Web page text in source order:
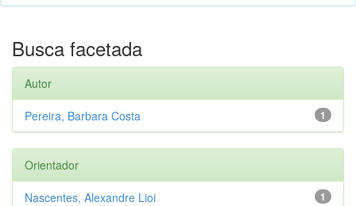
Busca facetada
Autor
1
Pereira, Barbara Costa
Orientador
1
Nascentes, Alexandre Lioi